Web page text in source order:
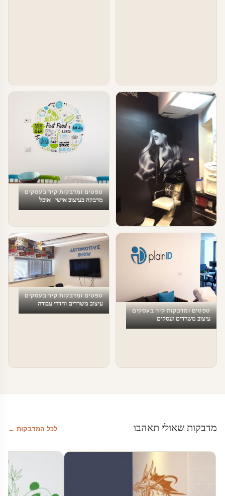
טפטים ומדבקות קיר בעסקים
עיצוב מספרות
טפטים ומדבקות קיר בעסקים
מדבקה בעיצוב אישי | אוכל
טפטים ומדבקות קיר בעסקים
עיצוב משרדים ועסקים
טפטים ומדבקות קיר בעסקים
עיצוב משרדים וחדרי עבודה
מדבקות שאולי תאהבו לכל המדבקות ←